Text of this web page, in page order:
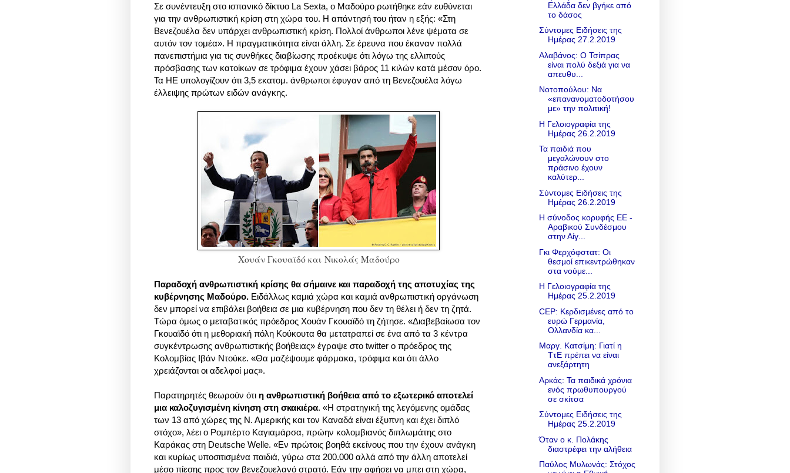
Σε συνέντευξη στο ισπανικό δίκτυο La Sexta, ο Μαδούρο ρωτήθηκε εάν ευθύνεται
για την ανθρωπιστική κρίση στη χώρα του. Η απάντησή του ήταν η εξής: «Στη
Βενεζουέλα δεν υπάρχει ανθρωπιστική κρίση. Πολλοί άνθρωποι λένε ψέματα σε
αυτόν τον τομέα». Η πραγματικότητα είναι άλλη. Σε έρευνα που έκαναν πολλά
πανεπιστήμια για τις συνθήκες διαβίωσης προέκυψε ότι λόγω της ελλιπούς
πρόσβασης των κατοίκων σε τρόφιμα έχουν χάσει βάρος 11 κιλών κατά μέσον όρο.
Τα ΗΕ υπολογίζουν ότι 3,5 εκατομ. άνθρωποι έφυγαν από τη Βενεζουέλα λόγω
έλλειψης πρώτων ειδών ανάγκης.
Χουάν Γκουαϊδό και Νικολάς Μαδούρο
Παραδοχή ανθρωπιστική κρίσης θα σήμαινε και παραδοχή της αποτυχίας της
κυβέρνησης Μαδούρο. Ειδάλλως καμιά χώρα και καμιά ανθρωπιστική οργάνωση
δεν μπορεί να επιβάλει βοήθεια σε μια κυβέρνηση που δεν τη θέλει ή δεν τη ζητά.
Τώρα όμως ο μεταβατικός πρόεδρος Χουάν Γκουαϊδό τη ζήτησε. «Διαβεβαίωσα τον
Γκουαϊδό ότι η μεθοριακή πόλη Κούκουτα θα μετατραπεί σε ένα από τα 3 κέντρα
συγκέντρωσης ανθρωπιστικής βοήθειας» έγραψε στο twitter ο πρόεδρος της
Κολομβίας Ιβάν Ντούκε. «Θα μαζέψουμε φάρμακα, τρόφιμα και ότι άλλο
χρειάζονται οι αδελφοί μας».
Παρατηρητές θεωρούν ότι η ανθρωπιστική βοήθεια από το εξωτερικό αποτελεί
μια καλοζυγισμένη κίνηση στη σκακιέρα. «Η στρατηγική της λεγόμενης ομάδας
των 13 από χώρες της Ν. Αμερικής και τον Καναδά είναι έξυπνη και έχει διπλό
στόχο», λέει ο Ρομπέρτο Καγιαμάρσα, πρώην κολομβιανός διπλωμάτης στο
Καράκας στη Deutsche Welle. «Εν πρώτοις βοηθά εκείνους που την έχουν ανάγκη
και κυρίως υποσιτισμένα παιδιά, γύρω στα 200.000 αλλά από την άλλη αποτελεί
μέσο πίεσης προς τον βενεζουελανό στρατό. Εάν την αφήσει να μπει στη χώρα,
Ελλάδα δεν βγήκε από
το δάσος
Σύντομες Ειδήσεις της
Ημέρας 27.2.2019
Αλαβάνος: Ο Τσίπρας
είναι πολύ δεξιά για να
απευθυ...
Νοτοπούλου: Να
«επανανοματοδοτήσου
με» την πολιτική!
Η Γελοιογραφία της
Ημέρας 26.2.2019
Τα παιδιά που
μεγαλώνουν στο
πράσινο έχουν
καλύτερ...
Σύντομες Ειδήσεις της
Ημέρας 26.2.2019
Η σύνοδος κορυφής ΕΕ -
Αραβικού Συνδέσμου
στην Αίγ...
Γκι Φερχόφστατ: Οι
θεσμοί επικεντρώθηκαν
στα νούμε...
Η Γελοιογραφία της
Ημέρας 25.2.2019
CEP: Κερδισμένες από το
ευρώ Γερμανία,
Ολλανδία κα...
Μαργ. Κατσίμη: Γιατί η
ΤτΕ πρέπει να είναι
ανεξάρτητη
Αρκάς: Τα παιδικά χρόνια
ενός πρωθυπουργού
σε σκίτσα
Σύντομες Ειδήσεις της
Ημέρας 25.2.2019
Όταν ο κ. Πολάκης
διαστρέφει την αλήθεια
Παύλος Μυλωνάς: Στόχος